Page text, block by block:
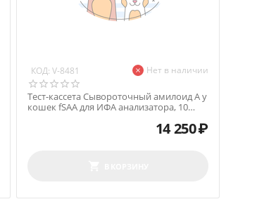
КОД: V-8481 Нет в наличии
Тест-кассета Сывороточный амилоид А у
кошек fSAA для ИФА анализатора, 10
14 250₽